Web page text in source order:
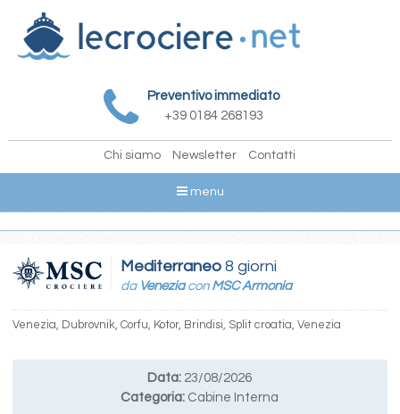
Preventivo immediato
+39 0184 268193
Chi siamo Newsletter Contatti
menu
Mediterraneo8 giorni
da Veneziacon MSC Armonia
Venezia, Dubrovnik, Corfu, Kotor, Brindisi, Split croatia, Venezia
Data: 23/08/2026
Categoria: Cabine Interna